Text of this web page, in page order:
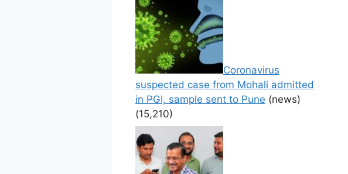
Coronavirus
suspected case from Mohali admitted
in PGI, sample sent to Pune (news)
(15,210)